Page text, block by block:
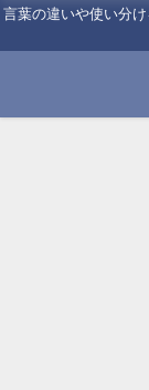
言葉の違いや使い分